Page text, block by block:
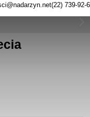
(22) 739-92-